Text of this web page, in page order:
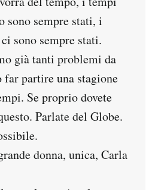
sono sempre stati, i
sono sempre stati.
già tanti problemi da
partire una stagione
Se proprio dovete
Parlate del Globe.
donna, unica, Carla